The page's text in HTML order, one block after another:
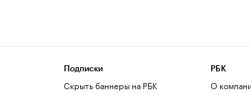
Подписки
Скрыть баннеры на РБК
РБК
О